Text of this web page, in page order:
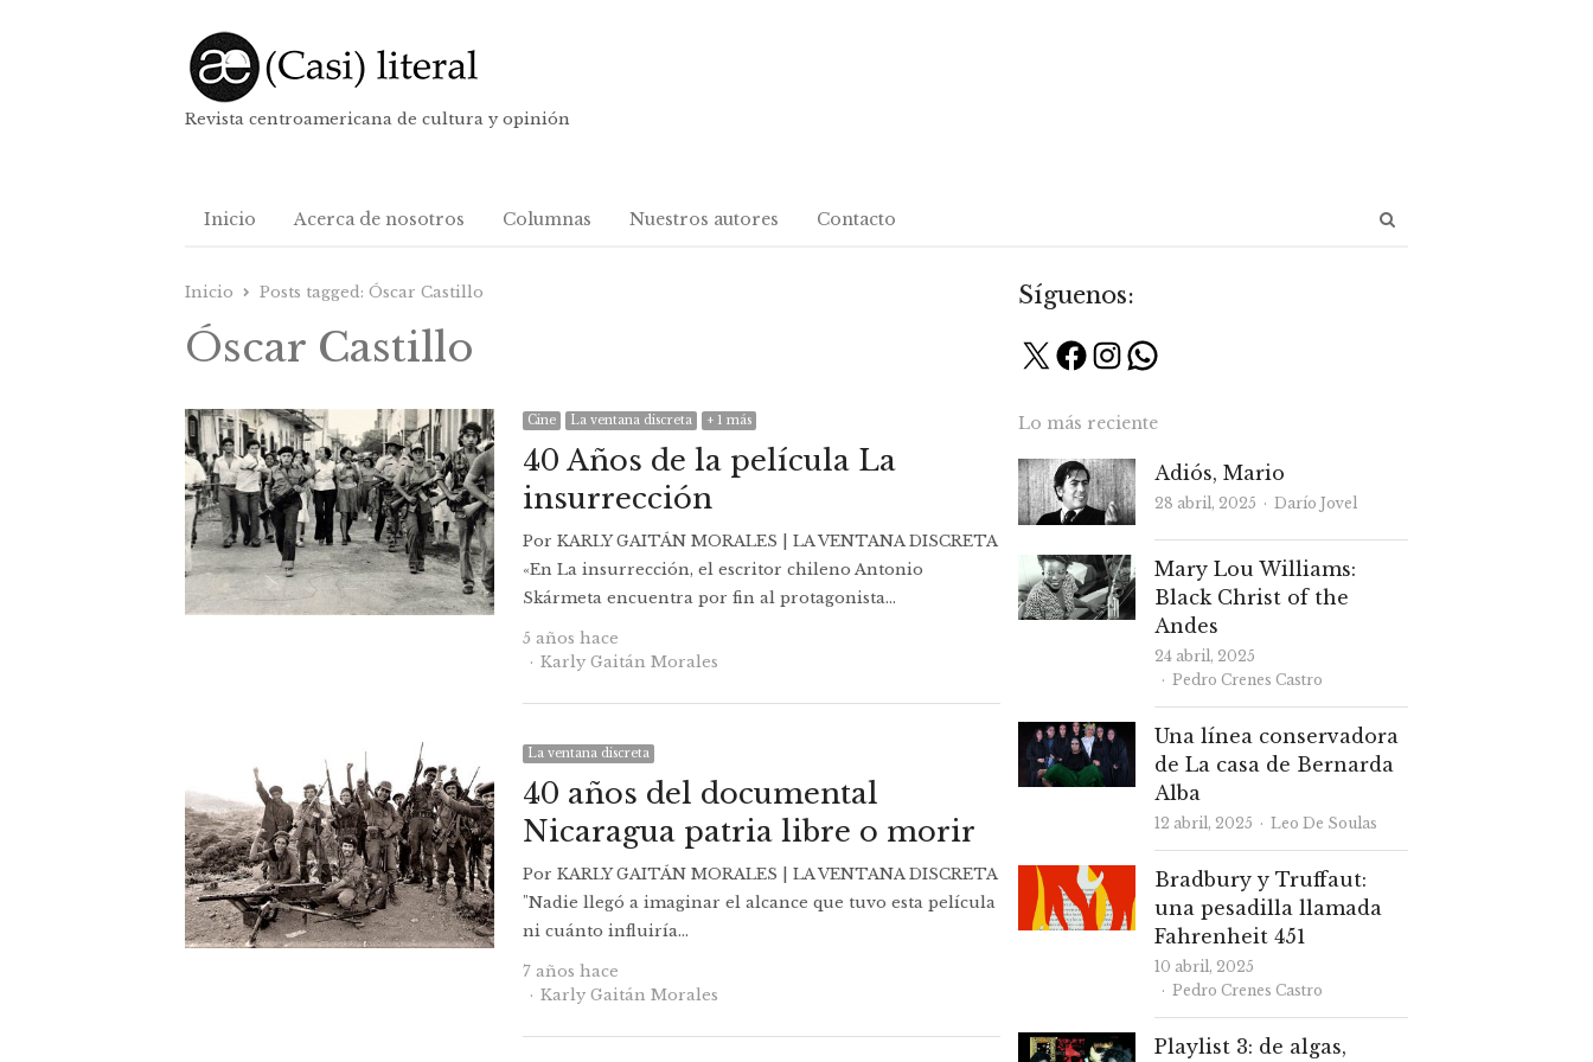
Revista centroamericana de cultura y opinión
Inicio Acerca de nosotros Columnas Nuestros autores Contacto
Inicio Posts tagged: Óscar Castillo
Óscar Castillo
Cine La ventana discreta + 1 más
40 Años de la película La
insurrección
Por KARLY GAITÁN MORALES | LA VENTANA DISCRETA
«En La insurrección, el escritor chileno Antonio
Skármeta encuentra por fin al protagonista…
5 años hace
Autor
Karly Gaitán Morales
La ventana discreta
40 años del documental
Nicaragua patria libre o morir
Por KARLY GAITÁN MORALES | LA VENTANA DISCRETA
"Nadie llegó a imaginar el alcance que tuvo esta película
ni cuánto influiría…
7 años hace
Autor
Karly Gaitán Morales
Síguenos:
X Facebook
Instagram
WhatsApp
Lo más reciente
Adiós, Mario
28 abril, 2025 Autor
Darío Jovel
Mary Lou Williams:
Black Christ of the
Andes
24 abril, 2025
Autor
Pedro Crenes Castro
Una línea conservadora
de La casa de Bernarda
Alba
12 abril, 2025 Autor
Leo De Soulas
Bradbury y Truffaut:
una pesadilla llamada
Fahrenheit 451
10 abril, 2025
Autor
Pedro Crenes Castro
Playlist 3: de algas,